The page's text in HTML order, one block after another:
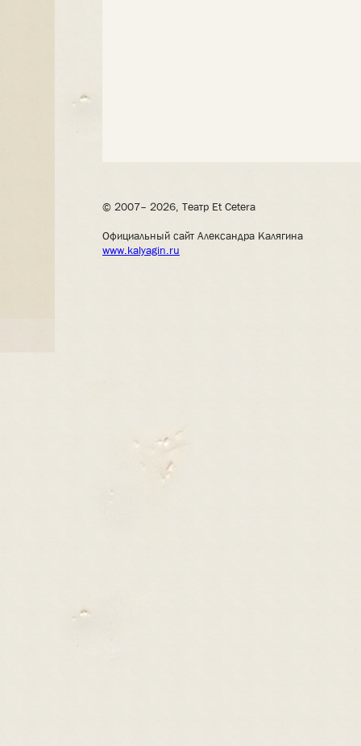
© 2007– 2026, Театр Et Cetera
Официальный сайт Александра Калягина
www.kalyagin.ru